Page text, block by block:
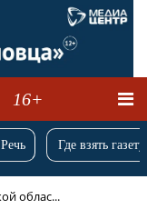
16+
Речь Где взять
облас...